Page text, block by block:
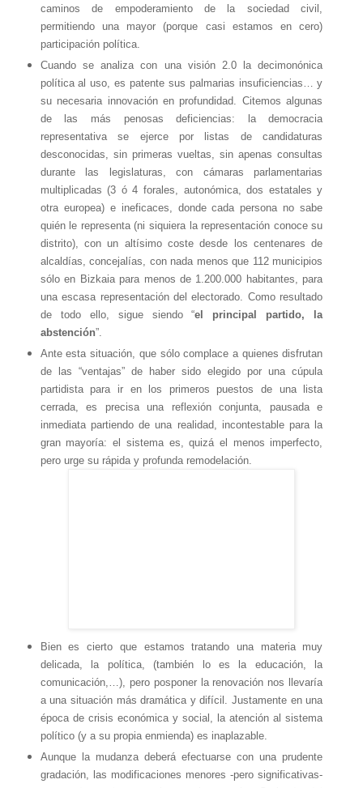
caminos de empoderamiento de la sociedad civil,
permitiendo una mayor (porque casi estamos en cero)
participación política.
Cuando se analiza con una visión 2.0 la decimonónica
política al uso, es patente sus palmarias insuficiencias… y
su necesaria innovación en profundidad. Citemos algunas
de las más penosas deficiencias: la democracia
representativa se ejerce por listas de candidaturas
desconocidas, sin primeras vueltas, sin apenas consultas
durante las legislaturas, con cámaras parlamentarias
multiplicadas (3 ó 4 forales, autonómica, dos estatales y
otra europea) e ineficaces, donde cada persona no sabe
quién le representa (ni siquiera la representación conoce su
distrito), con un altísimo coste desde los centenares de
alcaldías, concejalías, con nada menos que 112 municipios
sólo en Bizkaia para menos de 1.200.000 habitantes, para
una escasa representación del electorado. Como resultado
de todo ello, sigue siendo “el principal partido, la
abstención”.
Ante esta situación, que sólo complace a quienes disfrutan
de las “ventajas” de haber sido elegido por una cúpula
partidista para ir en los primeros puestos de una lista
cerrada, es precisa una reflexión conjunta, pausada e
inmediata partiendo de una realidad, incontestable para la
gran mayoría: el sistema es, quizá el menos imperfecto,
pero urge su rápida y profunda remodelación.
Bien es cierto que estamos tratando una materia muy
delicada, la política, (también lo es la educación, la
comunicación,…), pero posponer la renovación nos llevaría
a una situación más dramática y difícil. Justamente en una
época de crisis económica y social, la atención al sistema
político (y a su propia enmienda) es inaplazable.
Aunque la mudanza deberá efectuarse con una prudente
gradación, las modificaciones menores -pero significativas-